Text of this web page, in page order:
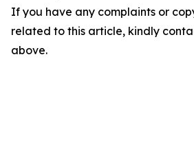
If you have any complaints or
related to this article, kindly
above.